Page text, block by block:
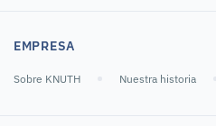
EMPRESA
Sobre KNUTH Nuestra historia